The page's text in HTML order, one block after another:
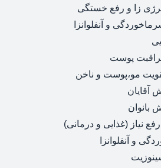
زا و رفع خستگی
و آنفلوانزا
پوست
مو،پوست و ناخن
آقایان
بانوان
نیاز (غذایی و درمانی)
و آنفلوانزا